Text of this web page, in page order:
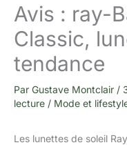
Avis : ray-
Classic,
tendance
Par Gustave Montclair /
lecture / Mode et
Les lunettes de soleil